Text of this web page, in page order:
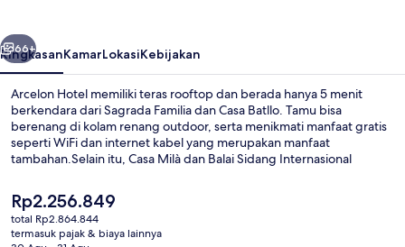
Berikutnya
66+
RingkasanKamarLokasiKebijakan
Arcelon Hotel memiliki teras rooftop dan berada hanya 5 menit
berkendara dari Sagrada Familia dan Casa Batllo. Tamu bisa
berenang di kolam renang outdoor, serta menikmati manfaat gratis
seperti WiFi dan internet kabel yang merupakan manfaat
tambahan.Selain itu, Casa Milà dan Balai Sidang Internasional
menyukainya karena sangat dekat dari transportasi umum: Stasiun
Navas hanya 5 menit dan Stasiun Clot hanya 8 menit.
Harga
saat
ini
Rp2.256.849
total Rp2.864.844
termasuk pajak & biaya lainnya